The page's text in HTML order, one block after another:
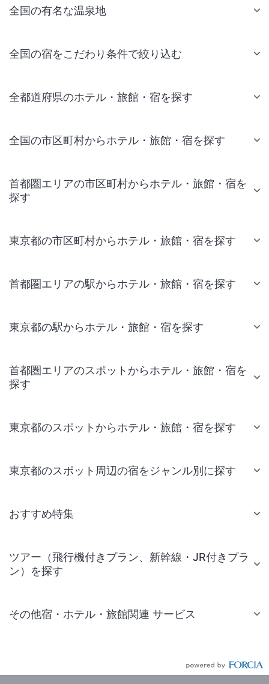
全国の有名な温泉地
全国の宿をこだわり条件で絞り込む
全都道府県のホテル・旅館・宿を探す
全国の市区町村からホテル・旅館・宿を探す
首都圏エリアの市区町村からホテル・旅館・宿を
探す
東京都の市区町村からホテル・旅館・宿を探す
首都圏エリアの駅からホテル・旅館・宿を探す
東京都の駅からホテル・旅館・宿を探す
首都圏エリアのスポットからホテル・旅館・宿を
探す
東京都のスポットからホテル・旅館・宿を探す
東京都のスポット周辺の宿をジャンル別に探す
おすすめ特集
ツアー（飛行機付きプラン、新幹線・JR付きプラ
ン）を探す
その他宿・ホテル・旅館関連 サービス